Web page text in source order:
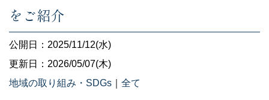
をご紹介
公開日：2025/11/12(水)
更新日：2026/05/07(木)
地域の取り組み・SDGs
全て